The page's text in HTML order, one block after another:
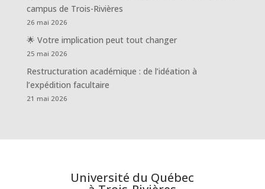
campus de Trois-Rivières
26 mai 2026
🌟 Votre implication peut tout changer
25 mai 2026
Restructuration académique : de l’idéation à
l’expédition facultaire
21 mai 2026
Université du Québec